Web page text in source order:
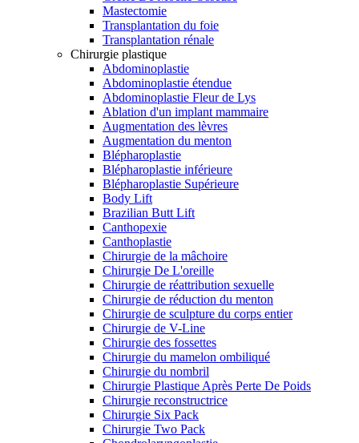
Mastectomie
Transplantation du foie
Transplantation rénale
Chirurgie plastique
Abdominoplastie
Abdominoplastie étendue
Abdominoplastie Fleur de Lys
Ablation d'un implant mammaire
Augmentation des lèvres
Augmentation du menton
Blépharoplastie
Blépharoplastie inférieure
Blépharoplastie Supérieure
Body Lift
Brazilian Butt Lift
Canthopexie
Canthoplastie
Chirurgie de la mâchoire
Chirurgie De L'oreille
Chirurgie de réattribution sexuelle
Chirurgie de réduction du menton
Chirurgie de sculpture du corps entier
Chirurgie de V-Line
Chirurgie des fossettes
Chirurgie du mamelon ombiliqué
Chirurgie du nombril
Chirurgie Plastique Après Perte De Poids
Chirurgie reconstructrice
Chirurgie Six Pack
Chirurgie Two Pack